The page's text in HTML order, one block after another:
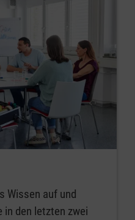
Wissen auf und
in den letzten zwei